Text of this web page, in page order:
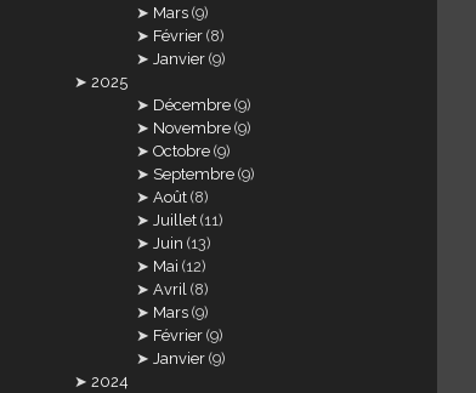
Mars (9)
Février (8)
Janvier (9)
2025
Décembre (9)
Novembre (9)
Octobre (9)
Septembre (9)
Août (8)
Juillet (11)
Juin (13)
Mai (12)
Avril (8)
Mars (9)
Février (9)
Janvier (9)
2024